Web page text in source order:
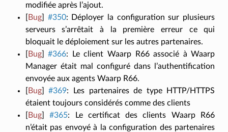
modifiée après l’ajout.
Bug] #350: Déployer la configuration sur plusieurs
serveurs s’arrêtait à la première erreur ce qui
bloquait le déploiement sur les autres partenaires.
Bug] #366: Le client Waarp R66 associé à Waarp
Manager était mal configuré dans l’authentification
envoyée aux agents Waarp R66.
Bug] #369: Les partenaires de type HTTP/HTTPS
étaient toujours considérés comme des clients
Bug] #365: Le certificat des clients Waarp R66
n’était pas envoyé à la configuration des partenaires